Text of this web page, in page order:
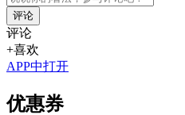
评论
评论
+喜欢
APP中打开
优惠券